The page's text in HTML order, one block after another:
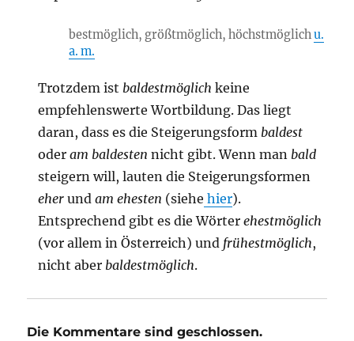
bestmöglich, größtmöglich, höchstmöglichu.
a. m.
Trotzdem ist baldestmöglich keine
empfehlenswerte Wortbildung. Das liegt
daran, dass es die Steigerungsform baldest
oder am baldesten nicht gibt. Wenn man bald
steigern will, lauten die Steigerungsformen
eher undam ehesten (siehe hier).
Entsprechend gibt es die Wörterehestmöglich
(vor allem in Österreich) und frühestmöglich,
nicht aber baldestmöglich.
Die Kommentare sind geschlossen.